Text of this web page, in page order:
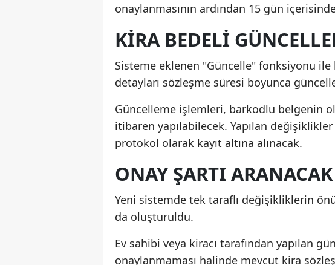
onaylanmasının ardından 15 gün
KİRA BEDELİ
Sisteme eklenen "Güncelle" fonksiyonu
detayları sözleşme süresi boyunca
Güncelleme işlemleri, barkodlu belgenin
itibaren yapılabilecek. Yapılan
protokol olarak kayıt altına alınacak.
ONAY ŞARTI ARANACAK
Yeni sistemde tek taraflı değişikliklerin
da oluşturuldu.
Ev sahibi veya kiracı tarafından yapılan
onaylanmaması halinde mevcut kira